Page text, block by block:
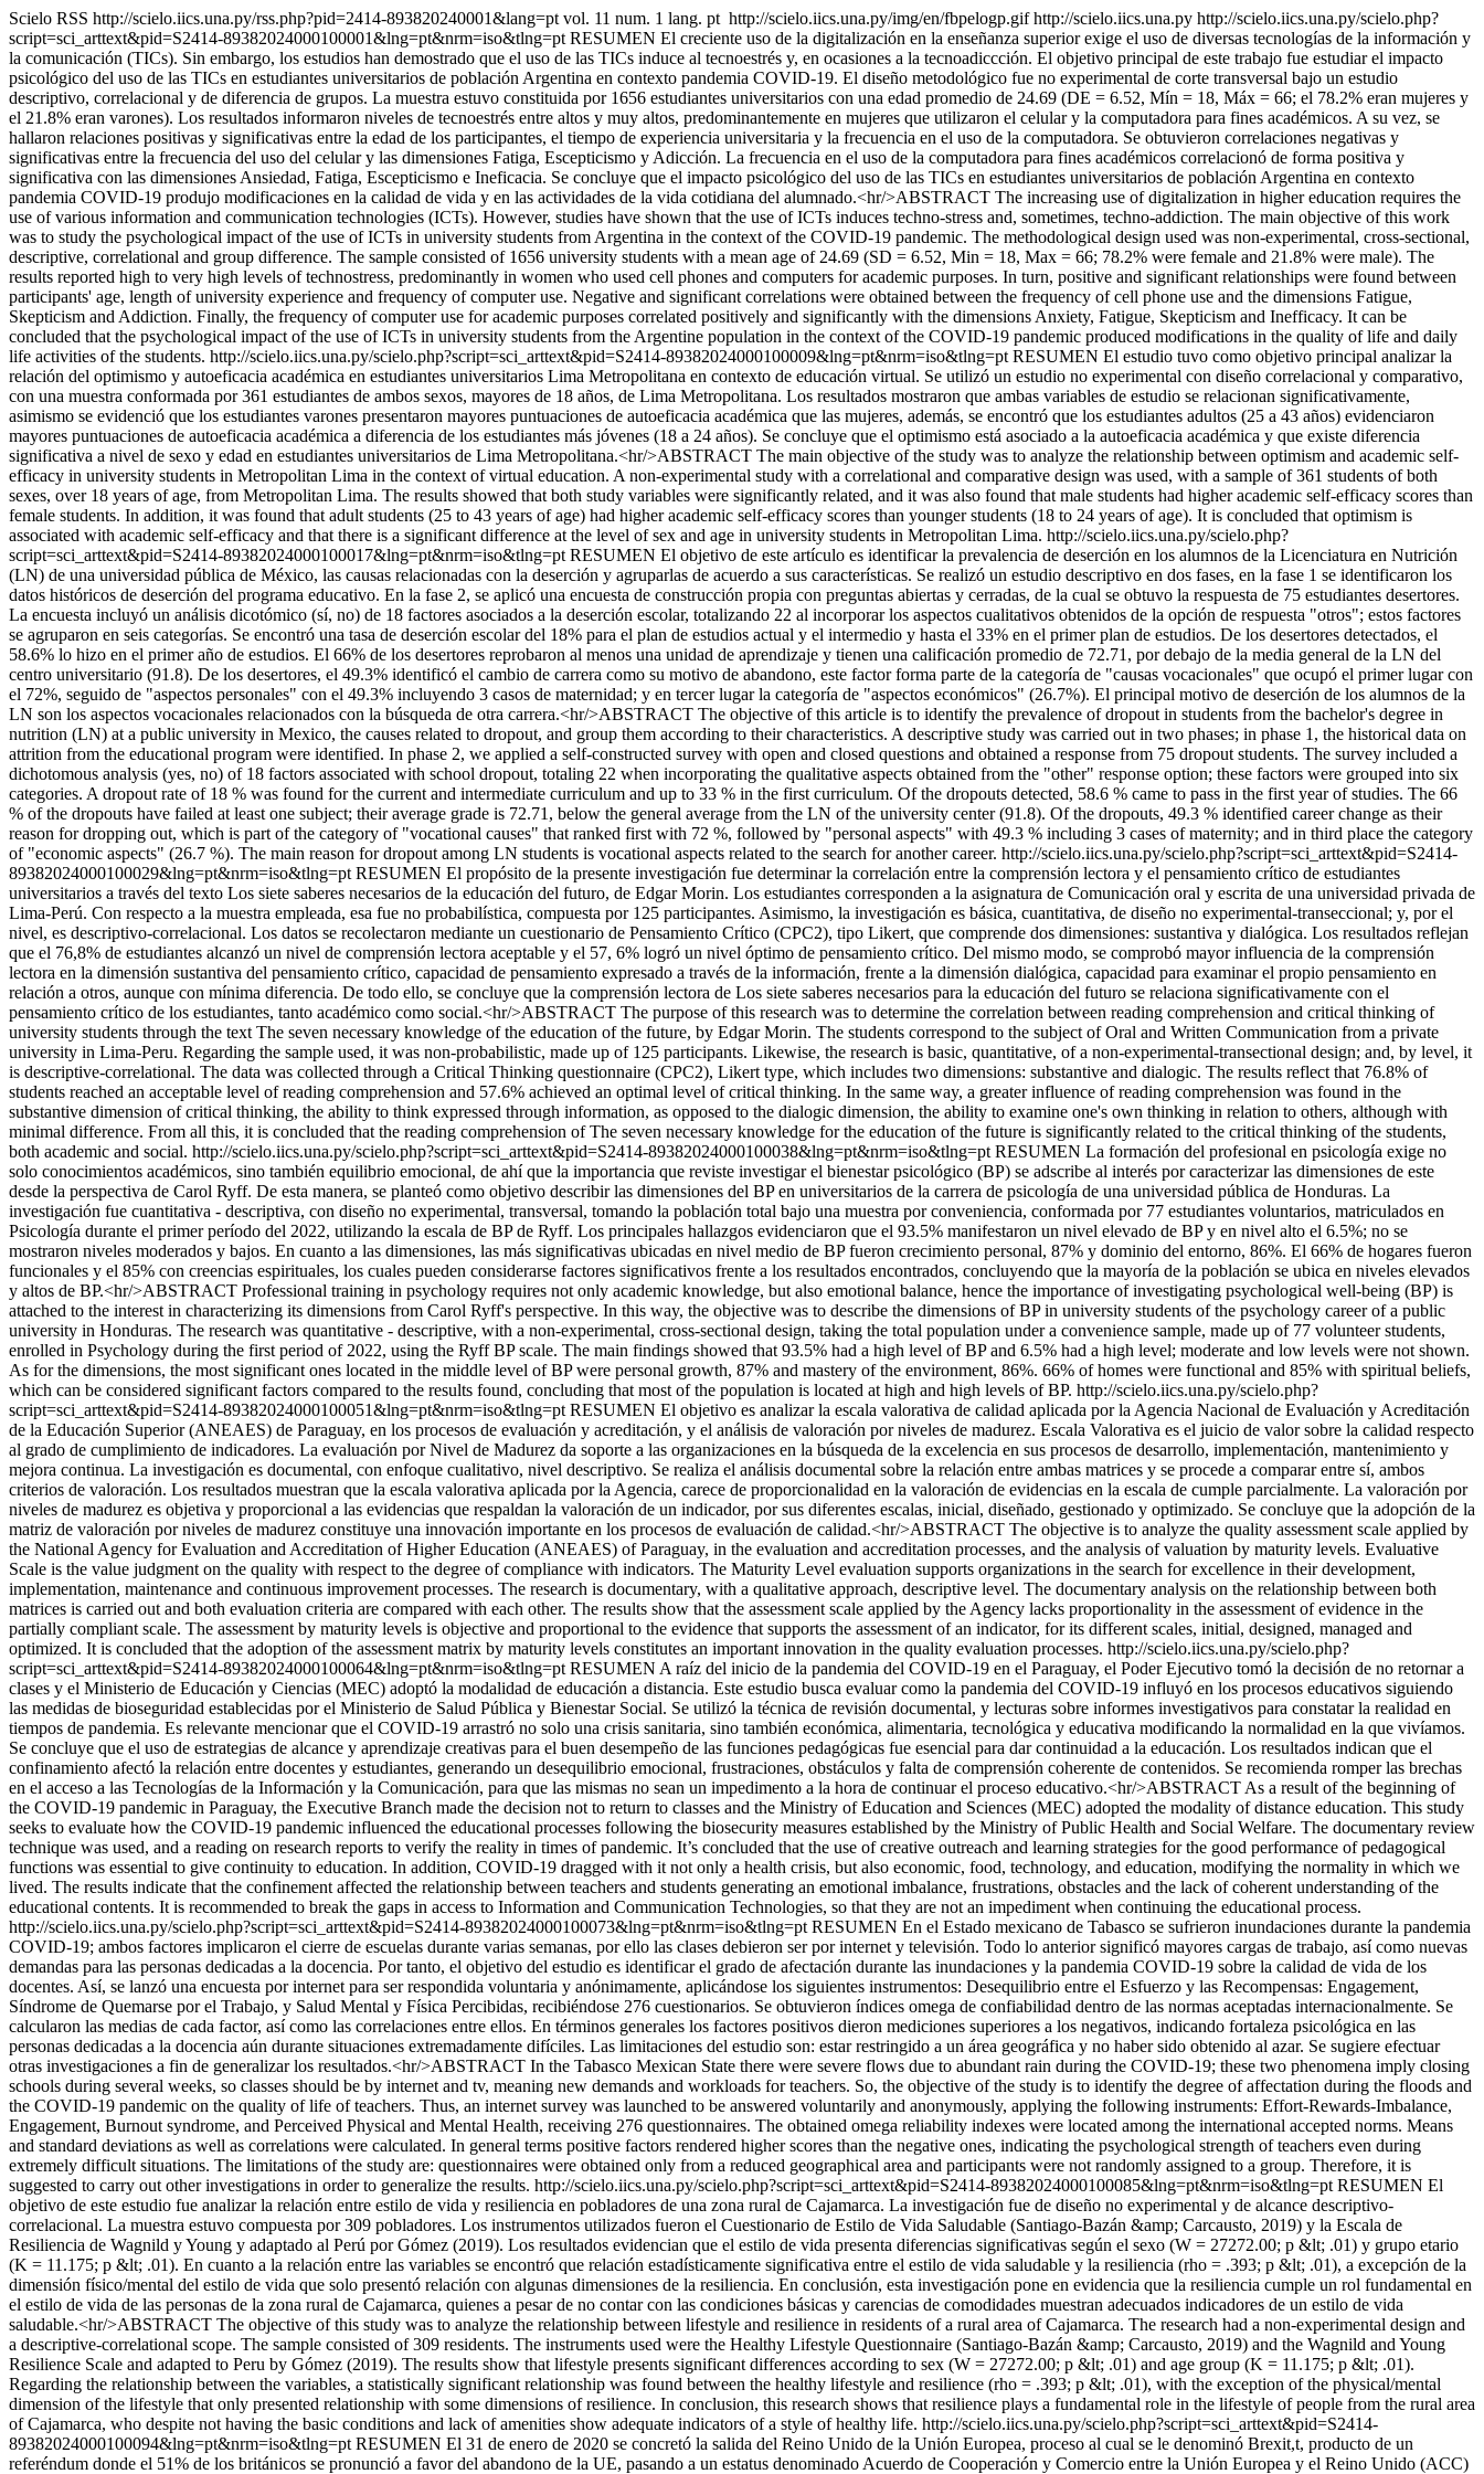
Scielo RSS http://scielo.iics.una.py/rss.php?pid=2414-893820240001&lang=pt vol. 11 num. 1 lang. pt http://scielo.iics.una.py/img/en/fbpelogp.gif http://scielo.iics.una.py http://scielo.iics.una.py/scielo.php?
script=sci_arttext&pid=S2414-89382024000100001&lng=pt&nrm=iso&tlng=pt RESUMEN El creciente uso de la digitalización en la enseñanza superior exige el uso de diversas tecnologías de la información y
la comunicación (TICs). Sin embargo, los estudios han demostrado que el uso de las TICs induce al tecnoestrés y, en ocasiones a la tecnoadiccción. El objetivo principal de este trabajo fue estudiar el impacto
psicológico del uso de las TICs en estudiantes universitarios de población Argentina en contexto pandemia COVID-19. El diseño metodológico fue no experimental de corte transversal bajo un estudio
descriptivo, correlacional y de diferencia de grupos. La muestra estuvo constituida por 1656 estudiantes universitarios con una edad promedio de 24.69 (DE = 6.52, Mín = 18, Máx = 66; el 78.2% eran mujeres y
el 21.8% eran varones). Los resultados informaron niveles de tecnoestrés entre altos y muy altos, predominantemente en mujeres que utilizaron el celular y la computadora para fines académicos. A su vez, se
hallaron relaciones positivas y significativas entre la edad de los participantes, el tiempo de experiencia universitaria y la frecuencia en el uso de la computadora. Se obtuvieron correlaciones negativas y
significativas entre la frecuencia del uso del celular y las dimensiones Fatiga, Escepticismo y Adicción. La frecuencia en el uso de la computadora para fines académicos correlacionó de forma positiva y
significativa con las dimensiones Ansiedad, Fatiga, Escepticismo e Ineficacia. Se concluye que el impacto psicológico del uso de las TICs en estudiantes universitarios de población Argentina en contexto
pandemia COVID-19 produjo modificaciones en la calidad de vida y en las actividades de la vida cotidiana del alumnado.<hr/>ABSTRACT The increasing use of digitalization in higher education requires the
use of various information and communication technologies (ICTs). However, studies have shown that the use of ICTs induces techno-stress and, sometimes, techno-addiction. The main objective of this work
was to study the psychological impact of the use of ICTs in university students from Argentina in the context of the COVID-19 pandemic. The methodological design used was non-experimental, cross-sectional,
descriptive, correlational and group difference. The sample consisted of 1656 university students with a mean age of 24.69 (SD = 6.52, Min = 18, Max = 66; 78.2% were female and 21.8% were male). The
results reported high to very high levels of technostress, predominantly in women who used cell phones and computers for academic purposes. In turn, positive and significant relationships were found between
participants' age, length of university experience and frequency of computer use. Negative and significant correlations were obtained between the frequency of cell phone use and the dimensions Fatigue,
Skepticism and Addiction. Finally, the frequency of computer use for academic purposes correlated positively and significantly with the dimensions Anxiety, Fatigue, Skepticism and Inefficacy. It can be
concluded that the psychological impact of the use of ICTs in university students from the Argentine population in the context of the COVID-19 pandemic produced modifications in the quality of life and daily
life activities of the students. http://scielo.iics.una.py/scielo.php?script=sci_arttext&pid=S2414-89382024000100009&lng=pt&nrm=iso&tlng=pt RESUMEN El estudio tuvo como objetivo principal analizar la
relación del optimismo y autoeficacia académica en estudiantes universitarios Lima Metropolitana en contexto de educación virtual. Se utilizó un estudio no experimental con diseño correlacional y comparativo,
con una muestra conformada por 361 estudiantes de ambos sexos, mayores de 18 años, de Lima Metropolitana. Los resultados mostraron que ambas variables de estudio se relacionan significativamente,
asimismo se evidenció que los estudiantes varones presentaron mayores puntuaciones de autoeficacia académica que las mujeres, además, se encontró que los estudiantes adultos (25 a 43 años) evidenciaron
mayores puntuaciones de autoeficacia académica a diferencia de los estudiantes más jóvenes (18 a 24 años). Se concluye que el optimismo está asociado a la autoeficacia académica y que existe diferencia
significativa a nivel de sexo y edad en estudiantes universitarios de Lima Metropolitana.<hr/>ABSTRACT The main objective of the study was to analyze the relationship between optimism and academic self-
efficacy in university students in Metropolitan Lima in the context of virtual education. A non-experimental study with a correlational and comparative design was used, with a sample of 361 students of both
sexes, over 18 years of age, from Metropolitan Lima. The results showed that both study variables were significantly related, and it was also found that male students had higher academic self-efficacy scores than
female students. In addition, it was found that adult students (25 to 43 years of age) had higher academic self-efficacy scores than younger students (18 to 24 years of age). It is concluded that optimism is
associated with academic self-efficacy and that there is a significant difference at the level of sex and age in university students in Metropolitan Lima. http://scielo.iics.una.py/scielo.php?
script=sci_arttext&pid=S2414-89382024000100017&lng=pt&nrm=iso&tlng=pt RESUMEN El objetivo de este artículo es identificar la prevalencia de deserción en los alumnos de la Licenciatura en Nutrición
(LN) de una universidad pública de México, las causas relacionadas con la deserción y agruparlas de acuerdo a sus características. Se realizó un estudio descriptivo en dos fases, en la fase 1 se identificaron los
datos históricos de deserción del programa educativo. En la fase 2, se aplicó una encuesta de construcción propia con preguntas abiertas y cerradas, de la cual se obtuvo la respuesta de 75 estudiantes desertores.
La encuesta incluyó un análisis dicotómico (sí, no) de 18 factores asociados a la deserción escolar, totalizando 22 al incorporar los aspectos cualitativos obtenidos de la opción de respuesta "otros"; estos factores
se agruparon en seis categorías. Se encontró una tasa de deserción escolar del 18% para el plan de estudios actual y el intermedio y hasta el 33% en el primer plan de estudios. De los desertores detectados, el
58.6% lo hizo en el primer año de estudios. El 66% de los desertores reprobaron al menos una unidad de aprendizaje y tienen una calificación promedio de 72.71, por debajo de la media general de la LN del
centro universitario (91.8). De los desertores, el 49.3% identificó el cambio de carrera como su motivo de abandono, este factor forma parte de la categoría de "causas vocacionales" que ocupó el primer lugar con
el 72%, seguido de "aspectos personales" con el 49.3% incluyendo 3 casos de maternidad; y en tercer lugar la categoría de "aspectos económicos" (26.7%). El principal motivo de deserción de los alumnos de la
LN son los aspectos vocacionales relacionados con la búsqueda de otra carrera.<hr/>ABSTRACT The objective of this article is to identify the prevalence of dropout in students from the bachelor's degree in
nutrition (LN) at a public university in Mexico, the causes related to dropout, and group them according to their characteristics. A descriptive study was carried out in two phases; in phase 1, the historical data on
attrition from the educational program were identified. In phase 2, we applied a self-constructed survey with open and closed questions and obtained a response from 75 dropout students. The survey included a
dichotomous analysis (yes, no) of 18 factors associated with school dropout, totaling 22 when incorporating the qualitative aspects obtained from the "other" response option; these factors were grouped into six
categories. A dropout rate of 18 % was found for the current and intermediate curriculum and up to 33 % in the first curriculum. Of the dropouts detected, 58.6 % came to pass in the first year of studies. The 66
% of the dropouts have failed at least one subject; their average grade is 72.71, below the general average from the LN of the university center (91.8). Of the dropouts, 49.3 % identified career change as their
reason for dropping out, which is part of the category of "vocational causes" that ranked first with 72 %, followed by "personal aspects" with 49.3 % including 3 cases of maternity; and in third place the category
of "economic aspects" (26.7 %). The main reason for dropout among LN students is vocational aspects related to the search for another career. http://scielo.iics.una.py/scielo.php?script=sci_arttext&pid=S2414-
89382024000100029&lng=pt&nrm=iso&tlng=pt RESUMEN El propósito de la presente investigación fue determinar la correlación entre la comprensión lectora y el pensamiento crítico de estudiantes
universitarios a través del texto Los siete saberes necesarios de la educación del futuro, de Edgar Morin. Los estudiantes corresponden a la asignatura de Comunicación oral y escrita de una universidad privada de
Lima-Perú. Con respecto a la muestra empleada, esa fue no probabilística, compuesta por 125 participantes. Asimismo, la investigación es básica, cuantitativa, de diseño no experimental-transeccional; y, por el
nivel, es descriptivo-correlacional. Los datos se recolectaron mediante un cuestionario de Pensamiento Crítico (CPC2), tipo Likert, que comprende dos dimensiones: sustantiva y dialógica. Los resultados reflejan
que el 76,8% de estudiantes alcanzó un nivel de comprensión lectora aceptable y el 57, 6% logró un nivel óptimo de pensamiento crítico. Del mismo modo, se comprobó mayor influencia de la comprensión
lectora en la dimensión sustantiva del pensamiento crítico, capacidad de pensamiento expresado a través de la información, frente a la dimensión dialógica, capacidad para examinar el propio pensamiento en
relación a otros, aunque con mínima diferencia. De todo ello, se concluye que la comprensión lectora de Los siete saberes necesarios para la educación del futuro se relaciona significativamente con el
pensamiento crítico de los estudiantes, tanto académico como social.<hr/>ABSTRACT The purpose of this research was to determine the correlation between reading comprehension and critical thinking of
university students through the text The seven necessary knowledge of the education of the future, by Edgar Morin. The students correspond to the subject of Oral and Written Communication from a private
university in Lima-Peru. Regarding the sample used, it was non-probabilistic, made up of 125 participants. Likewise, the research is basic, quantitative, of a non-experimental-transectional design; and, by level, it
is descriptive-correlational. The data was collected through a Critical Thinking questionnaire (CPC2), Likert type, which includes two dimensions: substantive and dialogic. The results reflect that 76.8% of
students reached an acceptable level of reading comprehension and 57.6% achieved an optimal level of critical thinking. In the same way, a greater influence of reading comprehension was found in the
substantive dimension of critical thinking, the ability to think expressed through information, as opposed to the dialogic dimension, the ability to examine one's own thinking in relation to others, although with
minimal difference. From all this, it is concluded that the reading comprehension of The seven necessary knowledge for the education of the future is significantly related to the critical thinking of the students,
both academic and social. http://scielo.iics.una.py/scielo.php?script=sci_arttext&pid=S2414-89382024000100038&lng=pt&nrm=iso&tlng=pt RESUMEN La formación del profesional en psicología exige no
solo conocimientos académicos, sino también equilibrio emocional, de ahí que la importancia que reviste investigar el bienestar psicológico (BP) se adscribe al interés por caracterizar las dimensiones de este
desde la perspectiva de Carol Ryff. De esta manera, se planteó como objetivo describir las dimensiones del BP en universitarios de la carrera de psicología de una universidad pública de Honduras. La
investigación fue cuantitativa - descriptiva, con diseño no experimental, transversal, tomando la población total bajo una muestra por conveniencia, conformada por 77 estudiantes voluntarios, matriculados en
Psicología durante el primer período del 2022, utilizando la escala de BP de Ryff. Los principales hallazgos evidenciaron que el 93.5% manifestaron un nivel elevado de BP y en nivel alto el 6.5%; no se
mostraron niveles moderados y bajos. En cuanto a las dimensiones, las más significativas ubicadas en nivel medio de BP fueron crecimiento personal, 87% y dominio del entorno, 86%. El 66% de hogares fueron
funcionales y el 85% con creencias espirituales, los cuales pueden considerarse factores significativos frente a los resultados encontrados, concluyendo que la mayoría de la población se ubica en niveles elevados
y altos de BP.<hr/>ABSTRACT Professional training in psychology requires not only academic knowledge, but also emotional balance, hence the importance of investigating psychological well-being (BP) is
attached to the interest in characterizing its dimensions from Carol Ryff's perspective. In this way, the objective was to describe the dimensions of BP in university students of the psychology career of a public
university in Honduras. The research was quantitative - descriptive, with a non-experimental, cross-sectional design, taking the total population under a convenience sample, made up of 77 volunteer students,
enrolled in Psychology during the first period of 2022, using the Ryff BP scale. The main findings showed that 93.5% had a high level of BP and 6.5% had a high level; moderate and low levels were not shown.
As for the dimensions, the most significant ones located in the middle level of BP were personal growth, 87% and mastery of the environment, 86%. 66% of homes were functional and 85% with spiritual beliefs,
which can be considered significant factors compared to the results found, concluding that most of the population is located at high and high levels of BP. http://scielo.iics.una.py/scielo.php?
script=sci_arttext&pid=S2414-89382024000100051&lng=pt&nrm=iso&tlng=pt RESUMEN El objetivo es analizar la escala valorativa de calidad aplicada por la Agencia Nacional de Evaluación y Acreditación
de la Educación Superior (ANEAES) de Paraguay, en los procesos de evaluación y acreditación, y el análisis de valoración por niveles de madurez. Escala Valorativa es el juicio de valor sobre la calidad respecto
al grado de cumplimiento de indicadores. La evaluación por Nivel de Madurez da soporte a las organizaciones en la búsqueda de la excelencia en sus procesos de desarrollo, implementación, mantenimiento y
mejora continua. La investigación es documental, con enfoque cualitativo, nivel descriptivo. Se realiza el análisis documental sobre la relación entre ambas matrices y se procede a comparar entre sí, ambos
criterios de valoración. Los resultados muestran que la escala valorativa aplicada por la Agencia, carece de proporcionalidad en la valoración de evidencias en la escala de cumple parcialmente. La valoración por
niveles de madurez es objetiva y proporcional a las evidencias que respaldan la valoración de un indicador, por sus diferentes escalas, inicial, diseñado, gestionado y optimizado. Se concluye que la adopción de la
matriz de valoración por niveles de madurez constituye una innovación importante en los procesos de evaluación de calidad.<hr/>ABSTRACT The objective is to analyze the quality assessment scale applied by
the National Agency for Evaluation and Accreditation of Higher Education (ANEAES) of Paraguay, in the evaluation and accreditation processes, and the analysis of valuation by maturity levels. Evaluative
Scale is the value judgment on the quality with respect to the degree of compliance with indicators. The Maturity Level evaluation supports organizations in the search for excellence in their development,
implementation, maintenance and continuous improvement processes. The research is documentary, with a qualitative approach, descriptive level. The documentary analysis on the relationship between both
matrices is carried out and both evaluation criteria are compared with each other. The results show that the assessment scale applied by the Agency lacks proportionality in the assessment of evidence in the
partially compliant scale. The assessment by maturity levels is objective and proportional to the evidence that supports the assessment of an indicator, for its different scales, initial, designed, managed and
optimized. It is concluded that the adoption of the assessment matrix by maturity levels constitutes an important innovation in the quality evaluation processes. http://scielo.iics.una.py/scielo.php?
script=sci_arttext&pid=S2414-89382024000100064&lng=pt&nrm=iso&tlng=pt RESUMEN A raíz del inicio de la pandemia del COVID-19 en el Paraguay, el Poder Ejecutivo tomó la decisión de no retornar a
clases y el Ministerio de Educación y Ciencias (MEC) adoptó la modalidad de educación a distancia. Este estudio busca evaluar como la pandemia del COVID-19 influyó en los procesos educativos siguiendo
las medidas de bioseguridad establecidas por el Ministerio de Salud Pública y Bienestar Social. Se utilizó la técnica de revisión documental, y lecturas sobre informes investigativos para constatar la realidad en
tiempos de pandemia. Es relevante mencionar que el COVID-19 arrastró no solo una crisis sanitaria, sino también económica, alimentaria, tecnológica y educativa modificando la normalidad en la que vivíamos.
Se concluye que el uso de estrategias de alcance y aprendizaje creativas para el buen desempeño de las funciones pedagógicas fue esencial para dar continuidad a la educación. Los resultados indican que el
confinamiento afectó la relación entre docentes y estudiantes, generando un desequilibrio emocional, frustraciones, obstáculos y falta de comprensión coherente de contenidos. Se recomienda romper las brechas
en el acceso a las Tecnologías de la Información y la Comunicación, para que las mismas no sean un impedimento a la hora de continuar el proceso educativo.<hr/>ABSTRACT As a result of the beginning of
the COVID-19 pandemic in Paraguay, the Executive Branch made the decision not to return to classes and the Ministry of Education and Sciences (MEC) adopted the modality of distance education. This study
seeks to evaluate how the COVID-19 pandemic influenced the educational processes following the biosecurity measures established by the Ministry of Public Health and Social Welfare. The documentary review
technique was used, and a reading on research reports to verify the reality in times of pandemic. It’s concluded that the use of creative outreach and learning strategies for the good performance of pedagogical
functions was essential to give continuity to education. In addition, COVID-19 dragged with it not only a health crisis, but also economic, food, technology, and education, modifying the normality in which we
lived. The results indicate that the confinement affected the relationship between teachers and students generating an emotional imbalance, frustrations, obstacles and the lack of coherent understanding of the
educational contents. It is recommended to break the gaps in access to Information and Communication Technologies, so that they are not an impediment when continuing the educational process.
http://scielo.iics.una.py/scielo.php?script=sci_arttext&pid=S2414-89382024000100073&lng=pt&nrm=iso&tlng=pt RESUMEN En el Estado mexicano de Tabasco se sufrieron inundaciones durante la pandemia
COVID-19; ambos factores implicaron el cierre de escuelas durante varias semanas, por ello las clases debieron ser por internet y televisión. Todo lo anterior significó mayores cargas de trabajo, así como nuevas
demandas para las personas dedicadas a la docencia. Por tanto, el objetivo del estudio es identificar el grado de afectación durante las inundaciones y la pandemia COVID-19 sobre la calidad de vida de los
docentes. Así, se lanzó una encuesta por internet para ser respondida voluntaria y anónimamente, aplicándose los siguientes instrumentos: Desequilibrio entre el Esfuerzo y las Recompensas: Engagement,
Síndrome de Quemarse por el Trabajo, y Salud Mental y Física Percibidas, recibiéndose 276 cuestionarios. Se obtuvieron índices omega de confiabilidad dentro de las normas aceptadas internacionalmente. Se
calcularon las medias de cada factor, así como las correlaciones entre ellos. En términos generales los factores positivos dieron mediciones superiores a los negativos, indicando fortaleza psicológica en las
personas dedicadas a la docencia aún durante situaciones extremadamente difíciles. Las limitaciones del estudio son: estar restringido a un área geográfica y no haber sido obtenido al azar. Se sugiere efectuar
otras investigaciones a fin de generalizar los resultados.<hr/>ABSTRACT In the Tabasco Mexican State there were severe flows due to abundant rain during the COVID-19; these two phenomena imply closing
schools during several weeks, so classes should be by internet and tv, meaning new demands and workloads for teachers. So, the objective of the study is to identify the degree of affectation during the floods and
the COVID-19 pandemic on the quality of life of teachers. Thus, an internet survey was launched to be answered voluntarily and anonymously, applying the following instruments: Effort-Rewards-Imbalance,
Engagement, Burnout syndrome, and Perceived Physical and Mental Health, receiving 276 questionnaires. The obtained omega reliability indexes were located among the international accepted norms. Means
and standard deviations as well as correlations were calculated. In general terms positive factors rendered higher scores than the negative ones, indicating the psychological strength of teachers even during
extremely difficult situations. The limitations of the study are: questionnaires were obtained only from a reduced geographical area and participants were not randomly assigned to a group. Therefore, it is
suggested to carry out other investigations in order to generalize the results. http://scielo.iics.una.py/scielo.php?script=sci_arttext&pid=S2414-89382024000100085&lng=pt&nrm=iso&tlng=pt RESUMEN El
objetivo de este estudio fue analizar la relación entre estilo de vida y resiliencia en pobladores de una zona rural de Cajamarca. La investigación fue de diseño no experimental y de alcance descriptivo-
correlacional. La muestra estuvo compuesta por 309 pobladores. Los instrumentos utilizados fueron el Cuestionario de Estilo de Vida Saludable (Santiago-Bazán &amp; Carcausto, 2019) y la Escala de
Resiliencia de Wagnild y Young y adaptado al Perú por Gómez (2019). Los resultados evidencian que el estilo de vida presenta diferencias significativas según el sexo (W = 27272.00; p &lt; .01) y grupo etario
(K = 11.175; p &lt; .01). En cuanto a la relación entre las variables se encontró que relación estadísticamente significativa entre el estilo de vida saludable y la resiliencia (rho = .393; p &lt; .01), a excepción de la
dimensión físico/mental del estilo de vida que solo presentó relación con algunas dimensiones de la resiliencia. En conclusión, esta investigación pone en evidencia que la resiliencia cumple un rol fundamental en
el estilo de vida de las personas de la zona rural de Cajamarca, quienes a pesar de no contar con las condiciones básicas y carencias de comodidades muestran adecuados indicadores de un estilo de vida
saludable.<hr/>ABSTRACT The objective of this study was to analyze the relationship between lifestyle and resilience in residents of a rural area of Cajamarca. The research had a non-experimental design and
a descriptive-correlational scope. The sample consisted of 309 residents. The instruments used were the Healthy Lifestyle Questionnaire (Santiago-Bazán &amp; Carcausto, 2019) and the Wagnild and Young
Resilience Scale and adapted to Peru by Gómez (2019). The results show that lifestyle presents significant differences according to sex (W = 27272.00; p &lt; .01) and age group (K = 11.175; p &lt; .01).
Regarding the relationship between the variables, a statistically significant relationship was found between the healthy lifestyle and resilience (rho = .393; p &lt; .01), with the exception of the physical/mental
dimension of the lifestyle that only presented relationship with some dimensions of resilience. In conclusion, this research shows that resilience plays a fundamental role in the lifestyle of people from the rural area
of Cajamarca, who despite not having the basic conditions and lack of amenities show adequate indicators of a style of healthy life. http://scielo.iics.una.py/scielo.php?script=sci_arttext&pid=S2414-
89382024000100094&lng=pt&nrm=iso&tlng=pt RESUMEN El 31 de enero de 2020 se concretó la salida del Reino Unido de la Unión Europea, proceso al cual se le denominó Brexit,t, producto de un
referéndum donde el 51% de los británicos se pronunció a favor del abandono de la UE, pasando a un estatus denominado Acuerdo de Cooperación y Comercio entre la Unión Europea y el Reino Unido (ACC)